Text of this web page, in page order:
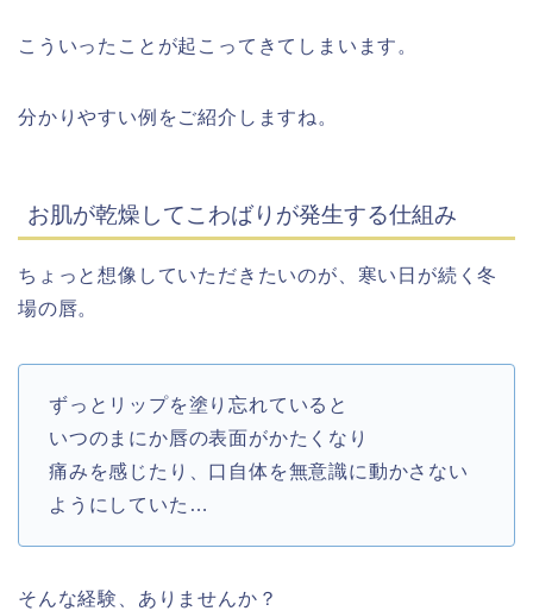
こういったことが起こってきてしまいます。
分かりやすい例をご紹介しますね。
お肌が乾燥してこわばりが発生する仕組み
ちょっと想像していただきたいのが、寒い日が続く冬
場の唇。
ずっとリップを塗り忘れていると
いつのまにか唇の表面がかたくなり
痛みを感じたり、口自体を無意識に動かさない
ようにしていた…
そんな経験、ありませんか？